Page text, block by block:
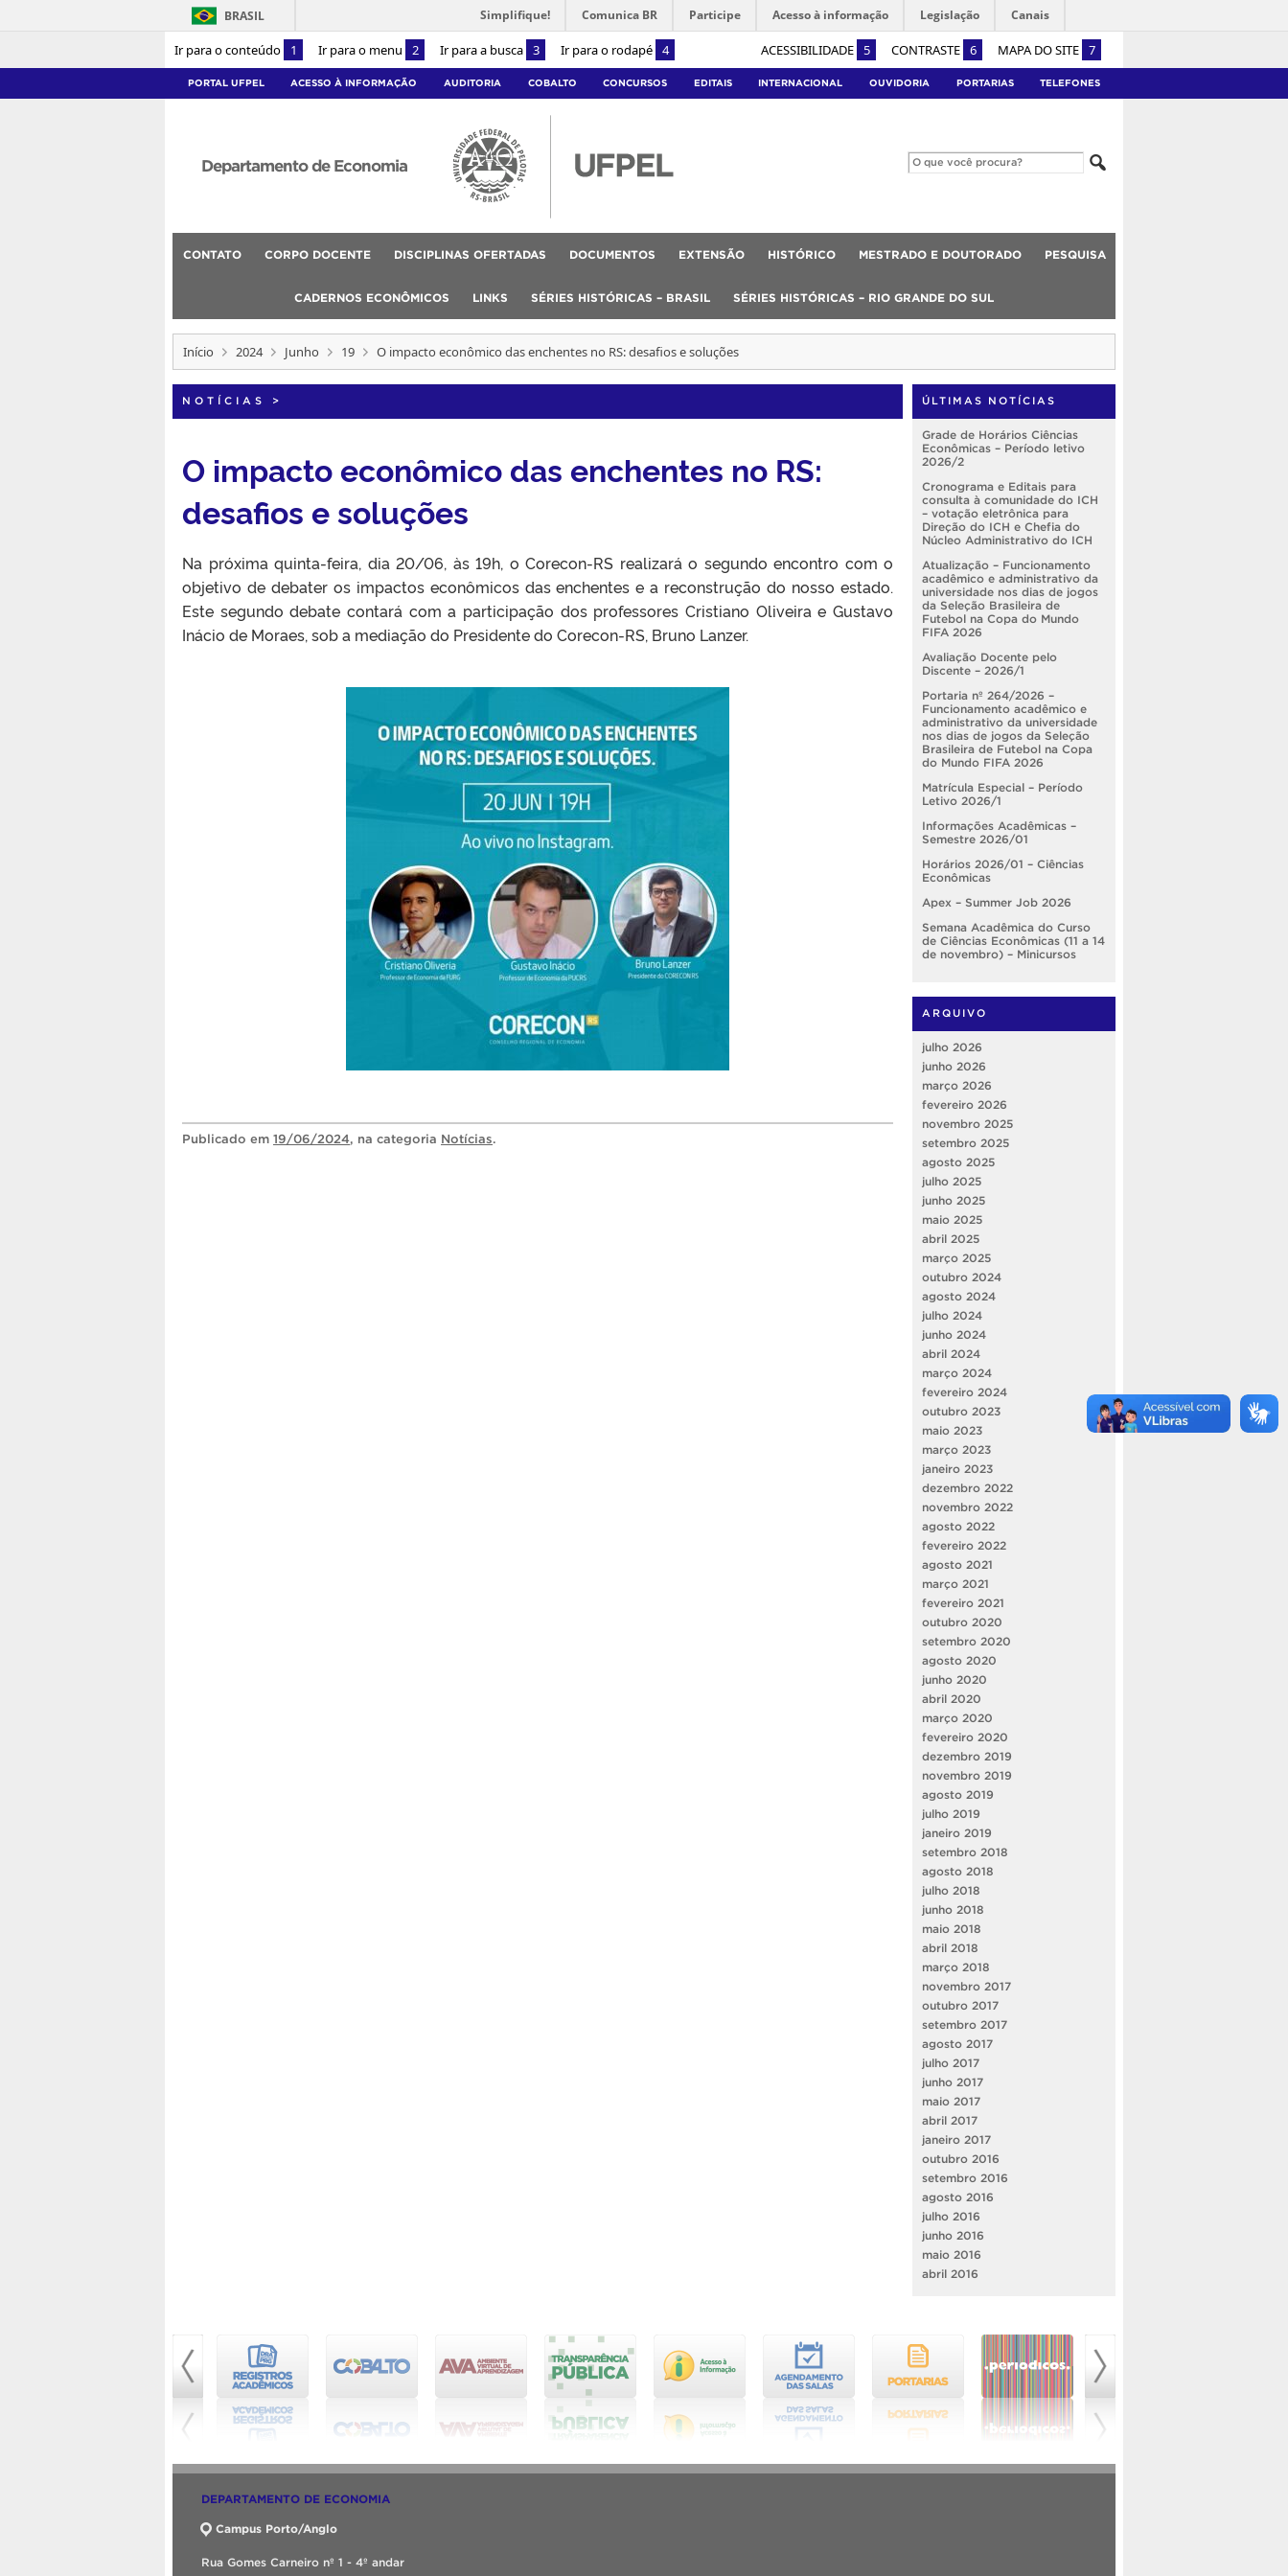
Ir para o conteúdo 1 Ir para o menu 2 Ir para a busca 3 Ir para o rodapé 4 ACESSIBILIDADE 5 CONTRASTE 6 MAPA DO SITE 7
BRASIL Simplifique! Comunica BR Participe Acesso à informação Legislação Canais
PORTAL UFPEL ACESSO À INFORMAÇÃO AUDITORIA COBALTO CONCURSOS EDITAIS INTERNACIONAL OUVIDORIA PORTARIAS TELEFONES
Departamento de Economia
CONTATO CORPO DOCENTE DISCIPLINAS OFERTADAS DOCUMENTOS EXTENSÃO HISTÓRICO MESTRADO E DOUTORADO PESQUISA
CADERNOS ECONÔMICOS LINKS SÉRIES HISTÓRICAS – BRASIL SÉRIES HISTÓRICAS – RIO GRANDE DO SUL
Início 2024 Junho 19 O impacto econômico das enchentes no RS: desafios e soluções
NOTÍCIAS >
O impacto econômico das enchentes no RS:
desafios e soluções
Na próxima quinta-feira, dia 20/06, às 19h, o Corecon-RS realizará o segundo encontro com o
objetivo de debater os impactos econômicos das enchentes e a reconstrução do nosso estado.
Este segundo debate contará com a participação dos professores Cristiano Oliveira e Gustavo
Inácio de Moraes, sob a mediação do Presidente do Corecon-RS, Bruno Lanzer.
Publicado em 19/06/2024, na categoria Notícias.
ÚLTIMAS NOTÍCIAS
Grade de Horários Ciências
Econômicas – Período letivo
2026/2
Cronograma e Editais para
consulta à comunidade do ICH
– votação eletrônica para
Direção do ICH e Chefia do
Núcleo Administrativo do ICH
Atualização – Funcionamento
acadêmico e administrativo da
universidade nos dias de jogos
da Seleção Brasileira de
Futebol na Copa do Mundo
FIFA 2026
Avaliação Docente pelo
Discente – 2026/1
Portaria nº 264/2026 –
Funcionamento acadêmico e
administrativo da universidade
nos dias de jogos da Seleção
Brasileira de Futebol na Copa
do Mundo FIFA 2026
Matrícula Especial – Período
Letivo 2026/1
Informações Acadêmicas –
Semestre 2026/01
Horários 2026/01 – Ciências
Econômicas
Apex – Summer Job 2026
Semana Acadêmica do Curso
de Ciências Econômicas (11 a 14
de novembro) – Minicursos
ARQUIVO
julho 2026
junho 2026
março 2026
fevereiro 2026
novembro 2025
setembro 2025
agosto 2025
julho 2025
junho 2025
maio 2025
abril 2025
março 2025
outubro 2024
agosto 2024
julho 2024
junho 2024
abril 2024
março 2024
fevereiro 2024
outubro 2023
maio 2023
março 2023
janeiro 2023
dezembro 2022
novembro 2022
agosto 2022
fevereiro 2022
agosto 2021
março 2021
fevereiro 2021
outubro 2020
setembro 2020
agosto 2020
junho 2020
abril 2020
março 2020
fevereiro 2020
dezembro 2019
novembro 2019
agosto 2019
julho 2019
janeiro 2019
setembro 2018
agosto 2018
julho 2018
junho 2018
maio 2018
abril 2018
março 2018
novembro 2017
outubro 2017
setembro 2017
agosto 2017
julho 2017
junho 2017
maio 2017
abril 2017
janeiro 2017
outubro 2016
setembro 2016
agosto 2016
julho 2016
junho 2016
maio 2016
abril 2016
DEPARTAMENTO DE ECONOMIA
Campus Porto/Anglo
Rua Gomes Carneiro nº 1 - 4º andar